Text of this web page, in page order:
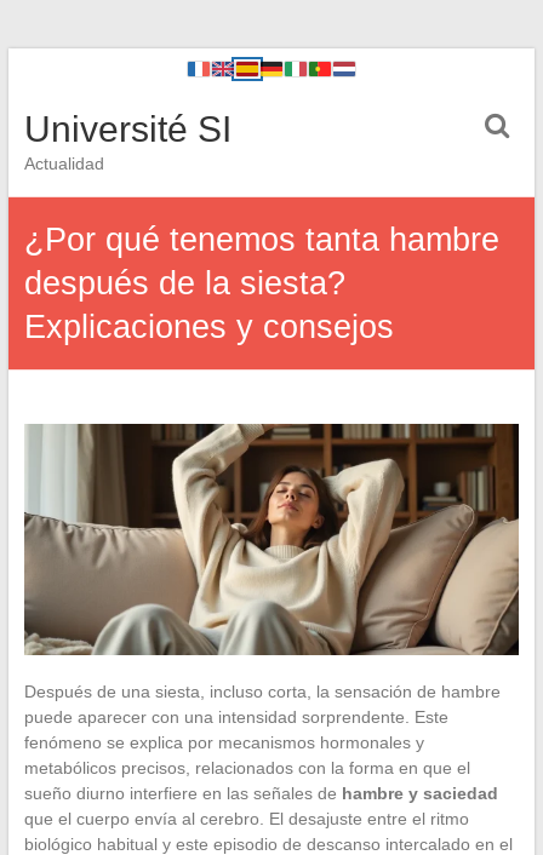
Université SI
Actualidad
¿Por qué tenemos tanta hambre
después de la siesta?
Explicaciones y consejos
Después de una siesta, incluso corta, la sensación de hambre
puede aparecer con una intensidad sorprendente. Este
fenómeno se explica por mecanismos hormonales y
metabólicos precisos, relacionados con la forma en que el
sueño diurno interfiere en las señales de hambre y saciedad
que el cuerpo envía al cerebro. El desajuste entre el ritmo
biológico habitual y este episodio de descanso intercalado en el